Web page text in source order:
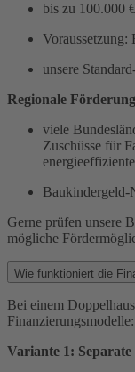
bis zu 100.000
Voraussetzung:
unsere
Regionale
viele
Zuschüsse für
Baukindergeld-
Gerne prüfen unsere
mögliche
Wie funktioniert die
Bei einem
Finanzierungsmodelle:
Variante 1: